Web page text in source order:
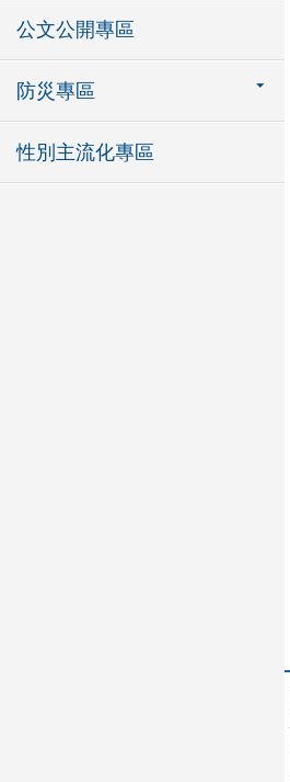
公文公開專區
防災專區
性別主流化專區